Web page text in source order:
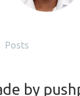
Posts
by